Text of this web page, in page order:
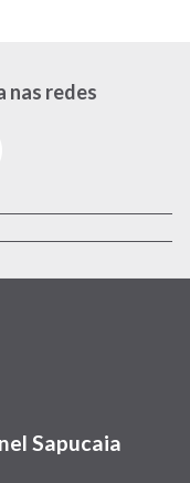
nas redes
Sapucaia